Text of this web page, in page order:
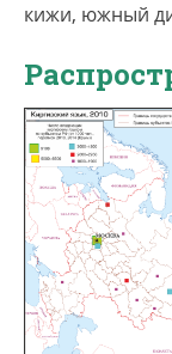
Южный
Таласской
диалект
котловины,
области.
Этноним
кыргыс
кижи, южный